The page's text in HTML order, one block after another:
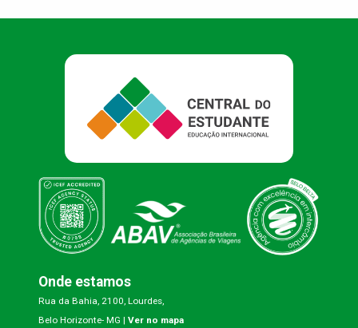
Onde estamos
Rua da Bahia, 2100, Lourdes,
Belo Horizonte- MG | Ver no mapa